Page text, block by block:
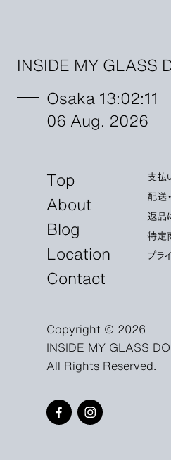
INSIDE MY GLASS
Osaka 13:02:12
06 Aug. 2026
Top
About
Blog
Location
Contact
支払
配送
返品
特定
プラ
Copyright © 2026
INSIDE MY GLASS
All Rights Reserved.